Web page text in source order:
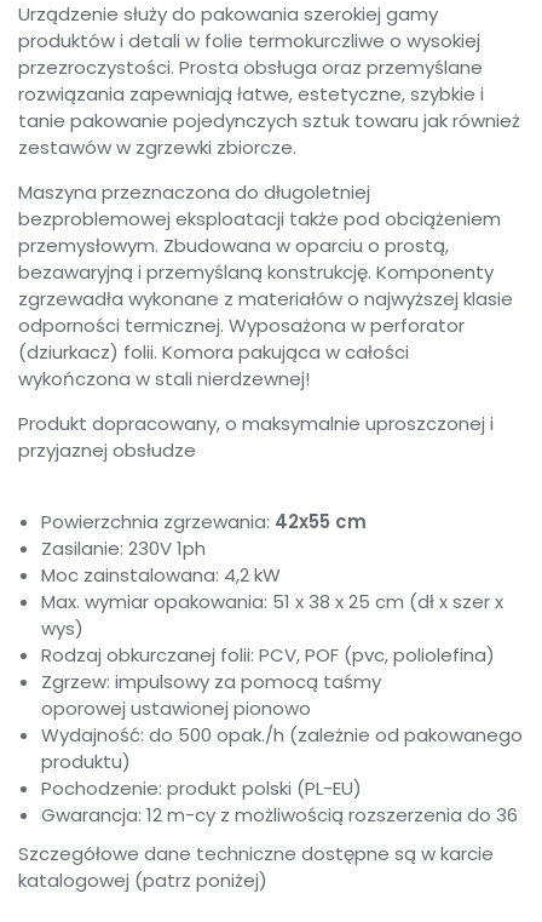
Urządzenie służy do pakowania szerokiej gamy
produktów i detali w folie termokurczliwe o wysokiej
przezroczystości. Prosta obsługa oraz przemyślane
rozwiązania zapewniają łatwe, estetyczne, szybkie i
tanie pakowanie pojedynczych sztuk towaru jak również
zestawów w zgrzewki zbiorcze.
Maszyna przeznaczona do długoletniej
bezproblemowej eksploatacji także pod obciążeniem
przemysłowym. Zbudowana w oparciu o prostą,
bezawaryjną i przemyślaną konstrukcję. Komponenty
zgrzewadła wykonane z materiałów o najwyższej klasie
odporności termicznej. Wyposażona w perforator
(dziurkacz) folii. Komora pakująca w całości
wykończona w stali nierdzewnej!
Produkt dopracowany, o maksymalnie uproszczonej i
przyjaznej obsłudze
Powierzchnia zgrzewania: 42x55 cm
Zasilanie: 230V 1ph
Moc zainstalowana: 4,2 kW
Max. wymiar opakowania: 51 x 38 x 25 cm (dł x szer x
wys)
Rodzaj obkurczanej folii: PCV, POF (pvc, poliolefina)
Zgrzew: impulsowy za pomocą taśmy
oporowej ustawionej pionowo
Wydajność: do 500 opak./h (zależnie od pakowanego
produktu)
Pochodzenie: produkt polski (PL-EU)
Gwarancja: 12 m-cy z możliwością rozszerzenia do 36
Szczegółowe dane techniczne dostępne są w karcie
katalogowej (patrz poniżej)